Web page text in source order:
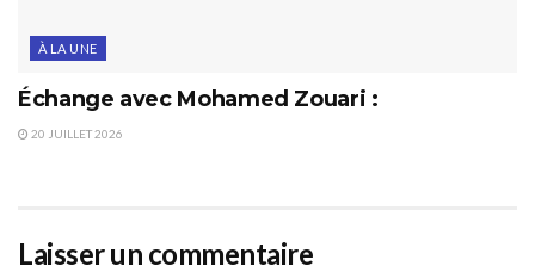
À LA UNE
Échange avec Mohamed Zouari :
20 JUILLET 2026
Laisser un commentaire